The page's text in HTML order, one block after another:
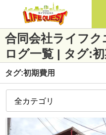
合同会社ライフ
ログ一覧 | タグ:初
タグ:初期費用